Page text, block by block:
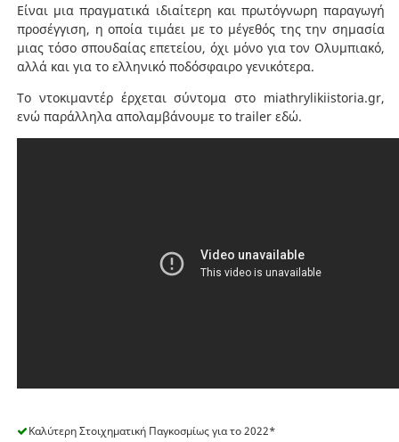
Είναι μια πραγματικά ιδιαίτερη και πρωτόγνωρη παραγωγή
προσέγγιση, η οποία τιμάει με το μέγεθός της την σημασία
μιας τόσο σπουδαίας επετείου, όχι μόνο για τον Ολυμπιακό,
αλλά και για το ελληνικό ποδόσφαιρο γενικότερα.
Το ντοκιμαντέρ έρχεται σύντομα στο miathrylikiistoria.gr,
ενώ παράλληλα απολαμβάνουμε το trailer εδώ.
Καλύτερη Στοιχηματική Παγκοσμίως για το 2022*